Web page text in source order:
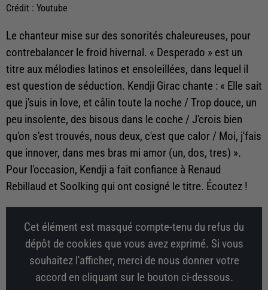
Crédit : Youtube
Le chanteur mise sur des sonorités chaleureuses, pour
contrebalancer le froid hivernal. « Desperado » est un
titre aux mélodies latinos et ensoleillées, dans lequel il
est question de séduction. Kendji Girac chante : « Elle sait
que j'suis in love, et câlin toute la noche / Trop douce, un
peu insolente, des bisous dans le coche / J'crois bien
qu'on s'est trouvés, nous deux, c'est que calor / Moi, j'fais
que innover, dans mes bras mi amor (un, dos, tres) ».
Pour l'occasion, Kendji a fait confiance à Renaud
Rebillaud et Soolking qui ont cosigné le titre. Écoutez !
Cet élément est masqué compte-tenu du refus du
dépôt de cookies que vous avez exprimé. Si vous
souhaitez l'afficher, merci de nous donner votre
accord en cliquant sur le bouton ci-dessous.